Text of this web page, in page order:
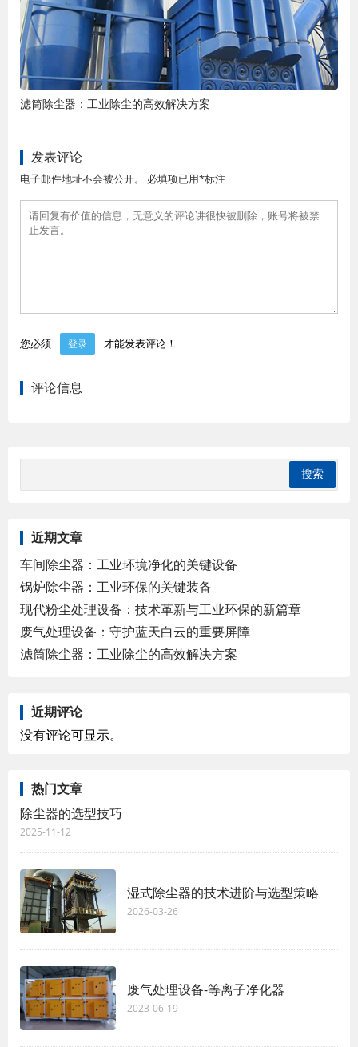
滤筒除尘器：工业除尘的高效解决方案
发表评论
电子邮件地址不会被公开。 必填项已用*标注
您必须 登录 才能发表评论！
评论信息
近期文章
车间除尘器：工业环境净化的关键设备
锅炉除尘器：工业环保的关键装备
现代粉尘处理设备：技术革新与工业环保的新篇章
废气处理设备：守护蓝天白云的重要屏障
滤筒除尘器：工业除尘的高效解决方案
近期评论
没有评论可显示。
热门文章
除尘器的选型技巧
2025-11-12
湿式除尘器的技术进阶与选型策略
2026-03-26
废气处理设备-等离子净化器
2023-06-19